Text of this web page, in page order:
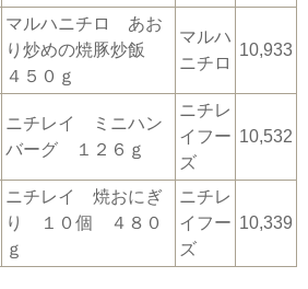
マルハニチロ あお
り炒めの焼豚炒飯
４５０ｇ
マルハ
ニチロ
10,933
ニチレイ ミニハン
バーグ １２６ｇ
ニチレ
イフー
ズ
10,532
ニチレイ 焼おにぎ
り １０個 ４８０
ｇ
ニチレ
イフー
ズ
10,339